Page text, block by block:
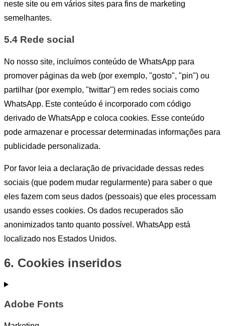
neste site ou em vários sites para fins de marketing
semelhantes.
5.4 Rede social
No nosso site, incluímos conteúdo de WhatsApp para
promover páginas da web (por exemplo, "gosto", "pin") ou
partilhar (por exemplo, "twittar") em redes sociais como
WhatsApp. Este conteúdo é incorporado com código
derivado de WhatsApp e coloca cookies. Esse conteúdo
pode armazenar e processar determinadas informações para
publicidade personalizada.
Por favor leia a declaração de privacidade dessas redes
sociais (que podem mudar regularmente) para saber o que
eles fazem com seus dados (pessoais) que eles processam
usando esses cookies. Os dados recuperados são
anonimizados tanto quanto possível. WhatsApp está
localizado nos Estados Unidos.
6. Cookies inseridos
Adobe Fonts